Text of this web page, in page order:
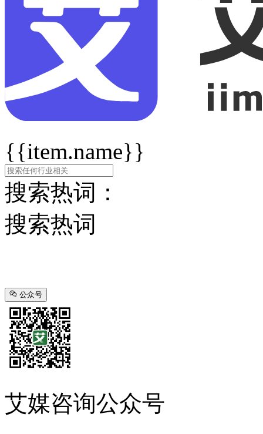
{{item.name}}
搜索热词：
搜索热词
公众号
艾媒咨询公众号